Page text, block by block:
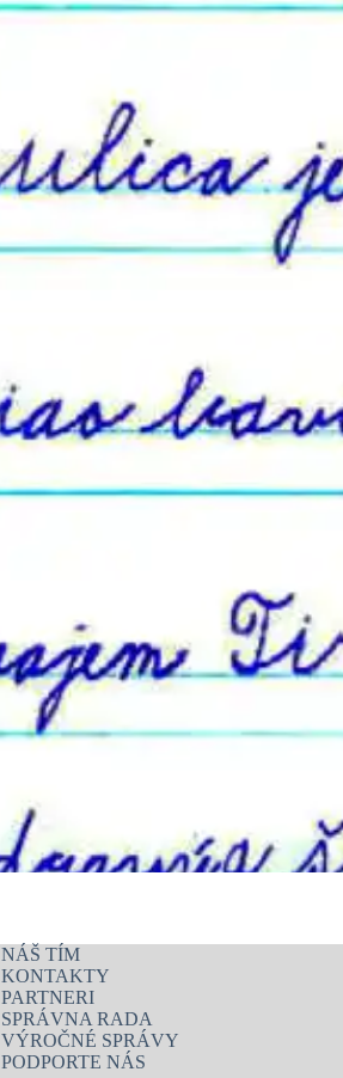
NÁŠ TÍM
KONTAKTY
PARTNERI
SPRÁVNA RADA
VÝROČNÉ SPRÁVY
PODPORTE NÁS